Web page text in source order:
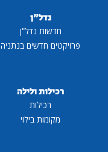
נדל"ן
חדשות נדל"ן
פרויקטים חדשים בנתניה
רכילות ולילה
רכילות
מקומות בילוי